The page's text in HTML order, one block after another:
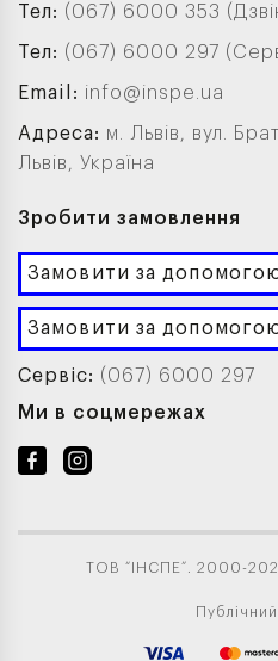
Тел: (067) 6000 353
Тел: (067) 6000 297
Email: info@inspe.ua
Адреса: м. Львів, вул.
Львів, Україна
Зробити замовлення
Замовити за
Замовити за
Сервіс: (067) 6000 297
Ми в соцмережах
ТОВ “ІНСПЕ”. 2000-